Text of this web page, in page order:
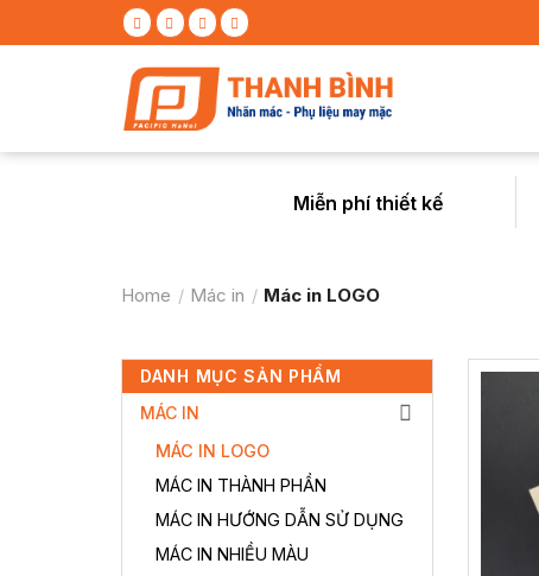
to
Miễn phí thiết kế
Home / Mác in / Mác in LOGO
DANH MỤC SẢN PHẨM
MÁC IN
MÁC IN LOGO
MÁC IN THÀNH PHẦN
MÁC IN HƯỚNG DẪN SỬ DỤNG
MÁC IN NHIỀU MÀU